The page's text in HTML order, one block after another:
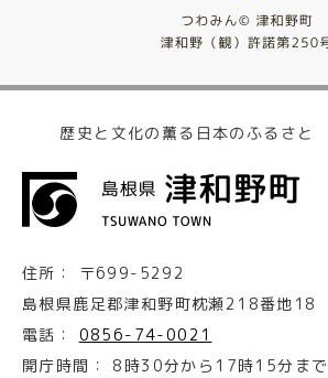
歴史と文化の薫る日本のふるさと
住所：
〒699-5292
島根県鹿足郡津和野町枕瀬218番地18
電話：
0856-74-0021
開庁時間：
8時30分から17時15分まで